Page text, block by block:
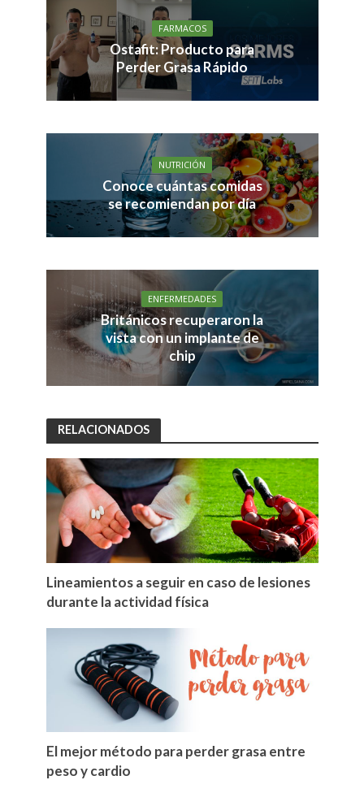
FARMACOS
Ostafit: Producto para
Perder Grasa Rápido
NUTRICIÓN
Conoce cuántas comidas
se recomiendan por día
ENFERMEDADES
Británicos recuperaron la
vista con un implante de
chip
RELACIONADOS
Lineamientos a seguir en caso de lesiones
durante la actividad física
El mejor método para perder grasa entre
peso y cardio